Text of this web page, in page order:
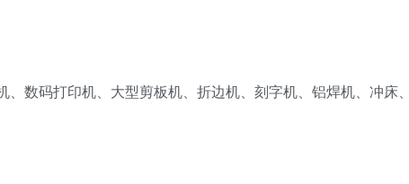
数码打印机、大型剪板机、折边机、刻字机、铝焊机、冲床